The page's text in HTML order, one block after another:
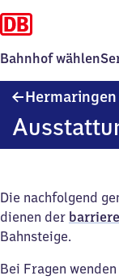
Bahnhof wählen
Hermaringen
Die nachfolgend
dienen der
Bahnsteige.
Bei Fragen